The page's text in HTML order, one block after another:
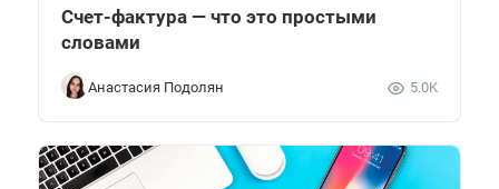
Счет-фактура — что это простыми
словами
Анастасия Подолян 5.0K